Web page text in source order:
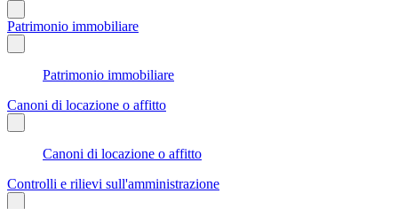
Patrimonio immobiliare
Patrimonio immobiliare
Canoni di locazione o affitto
Canoni di locazione o affitto
Controlli e rilievi sull'amministrazione